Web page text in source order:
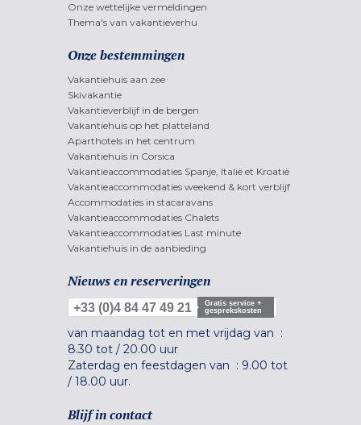
Onze wettelijke vermeldingen
Thema's van vakantieverhu
Onze bestemmingen
Vakantiehuis aan zee
Skivakantie
Vakantieverblijf in de bergen
Vakantiehuis op het platteland
Aparthotels in het centrum
Vakantiehuis in Corsica
Vakantieaccommodaties Spanje, Italië et Kroatië
Vakantieaccommodaties weekend & kort verblijf
Accommodaties in stacaravans
Vakantieaccommodaties Chalets
Vakantieaccommodaties Last minute
Vakantiehuis in de aanbieding
Nieuws en reserveringen
+33 (0)4 84 47 49 21
Gratis service +
gesprekskosten
van maandag tot en met vrijdag van :
8.30 tot / 20.00 uur
Zaterdag en feestdagen van : 9.00 tot
/ 18.00 uur.
Blijf in contact